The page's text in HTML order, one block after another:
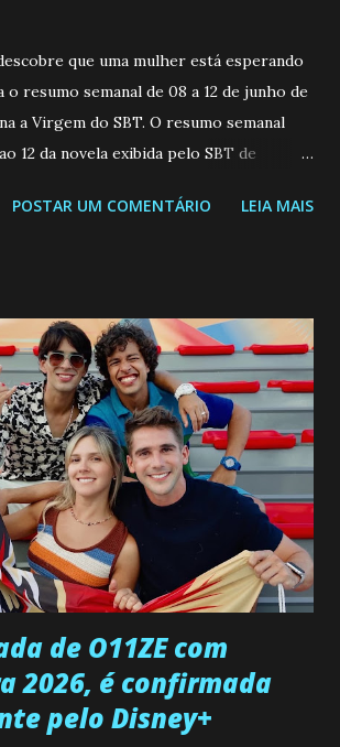
que uma mulher está esperando
resumo semanal de 08 a 12 de junho de
a Virgem do SBT. O resumo semanal
12 da novela exibida pelo SBT de
do SBT de 08/06/26 a 14/06/26
que ele demonstrou ser o tipo de
desejou durante toda a vida. Camila
Gabriel e imagina como seria o
conseguir seduzi-lo. Manuel avisa a
infidelidade de Gabriel com Joana.
se livrar de todas as suspeitas pelo
Francisco, apontando que ele poderia
fúria de Gabriel. Artur informa a Gabriel
por engano outra paciente, que está
POSTAR UM COMENTÁRIO LEIA MAIS
de O11ZE com
2026, é confirmada
pelo Disney+